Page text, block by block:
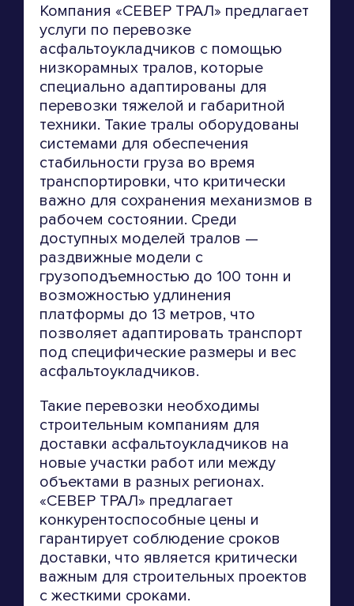
Компания «СЕВЕР ТРАЛ» предлагает
услуги по перевозке
асфальтоукладчиков с помощью
низкорамных тралов, которые
специально адаптированы для
перевозки тяжелой и габаритной
техники. Такие тралы оборудованы
системами для обеспечения
стабильности груза во время
транспортировки, что критически
важно для сохранения механизмов в
рабочем состоянии. Среди
доступных моделей тралов —
раздвижные модели с
грузоподъемностью до 100 тонн и
возможностью удлинения
платформы до 13 метров, что
позволяет адаптировать транспорт
под специфические размеры и вес
асфальтоукладчиков.
Такие перевозки необходимы
строительным компаниям для
доставки асфальтоукладчиков на
новые участки работ или между
объектами в разных регионах.
«СЕВЕР ТРАЛ» предлагает
конкурентоспособные цены и
гарантирует соблюдение сроков
доставки, что является критически
важным для строительных проектов
с жесткими сроками.